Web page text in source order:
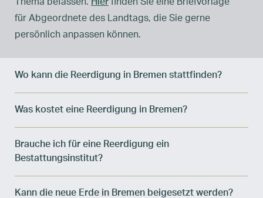
für Abgeordnete des Landtags, die Sie gerne
persönlich anpassen können.
Wo kann die Reerdigung in Bremen stattfinden?
Was kostet eine Reerdigung in Bremen?
Brauche ich für eine Reerdigung ein
Bestattungsinstitut?
Kann die neue Erde in Bremen beigesetzt werden?